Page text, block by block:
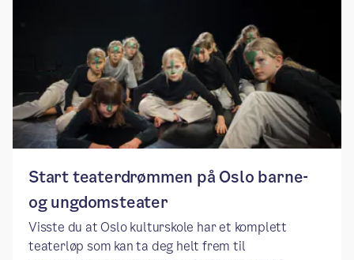
Start teaterdrømmen på Oslo barne-
og ungdomsteater
Visste du at Oslo kulturskole har et komplett
teaterløp som kan ta deg helt frem til